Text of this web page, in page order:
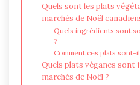
Quels sont les plats
marchés de Noël
Quels ingrédients sont
?
Comment ces plats sont-
Quels plats véganes sont
marchés de Noël ?